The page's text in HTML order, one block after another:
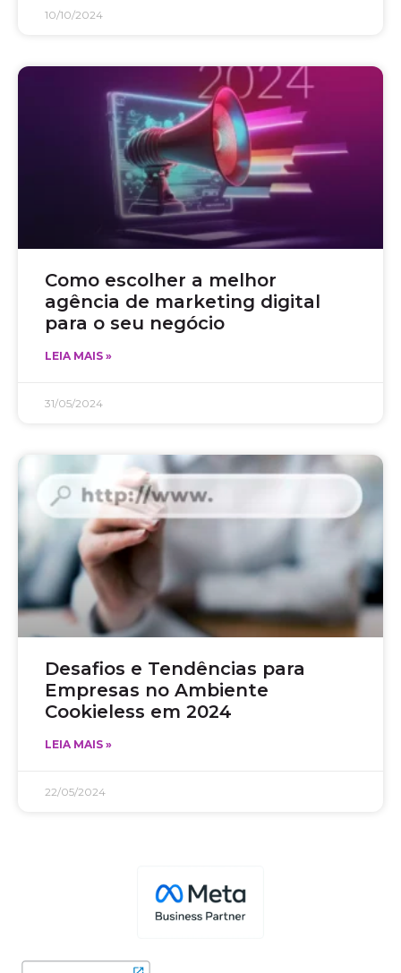
10/10/2024
Como escolher a melhor
agência de marketing digital
para o seu negócio
LEIA MAIS »
31/05/2024
Desafios e Tendências para
Empresas no Ambiente
Cookieless em 2024
LEIA MAIS »
22/05/2024